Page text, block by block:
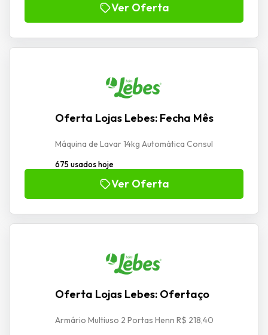
Ver Oferta
Oferta Lojas Lebes: Fecha Mês
Máquina de Lavar 14kg Automática Consul
675 usados hoje
Ver Oferta
Oferta Lojas Lebes: Ofertaço
Armário Multiuso 2 Portas Henn R$ 218,40